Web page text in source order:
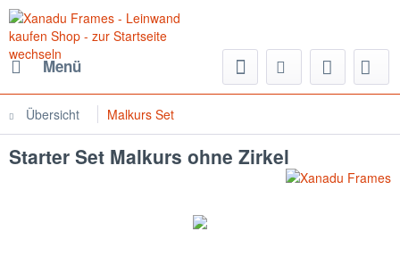
Menü
Übersicht Malkurs Set
Starter Set Malkurs ohne Zirkel